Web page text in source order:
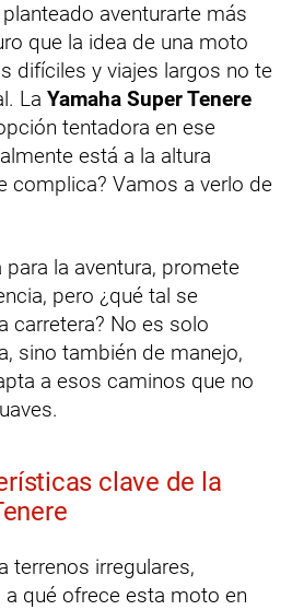
aventurarte más
que la idea de una moto
difíciles y viajes largos no te
La Yamaha Super Tenere
tentadora en ese
está a la altura
complica? Vamos a verlo de
la aventura, promete
pero ¿qué tal se
carretera? No es solo
sino también de manejo,
a esos caminos que no
clave de la
terrenos irregulares,
qué ofrece esta moto en